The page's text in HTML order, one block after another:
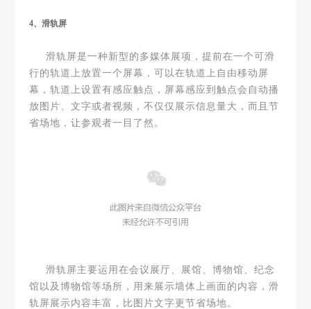
4、滑轨屏
滑轨屏是一种新型的多媒体展项，提前在一个可滑
行的轨道上放置一个屏幕，可以在轨道上自由移动屏
幕，轨道上设置有感应触点，屏幕感应到触点会自动播
放图片、文字或者视频，不仅仅展示信息量大，而且节
省场地，让参观者一目了然。
滑轨屏主要运用在会议展厅、展馆、博物馆、纪念
馆以及博物馆等场所，用来展示墙体上画面的内容，滑
轨屏展示内容丰富，比图片文字更节省场地。